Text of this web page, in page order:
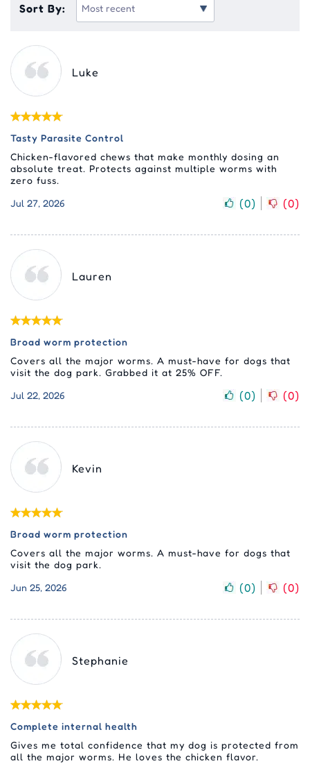
Sort By:
Luke
Tasty Parasite Control
Chicken-flavored chews that make monthly dosing an
absolute treat. Protects against multiple worms with
zero fuss.
Jul 27, 2026
(0) (0)
Lauren
Broad worm protection
Covers all the major worms. A must-have for dogs that
visit the dog park. Grabbed it at 25% OFF.
Jul 22, 2026
(0) (0)
Kevin
Broad worm protection
Covers all the major worms. A must-have for dogs that
visit the dog park.
Jun 25, 2026
(0) (0)
Stephanie
Complete internal health
Gives me total confidence that my dog is protected from
all the major worms. He loves the chicken flavor.